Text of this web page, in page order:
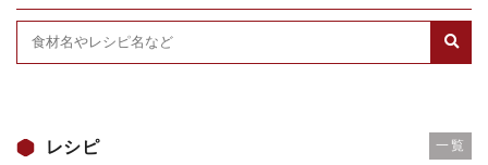
レシピ 一覧